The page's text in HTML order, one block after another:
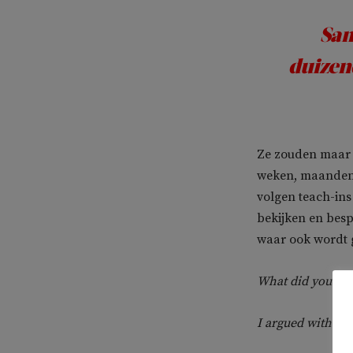
Ze zouden
weken,
volgen teach-
bekijken en
waar ook wordt
What did you
I argued with